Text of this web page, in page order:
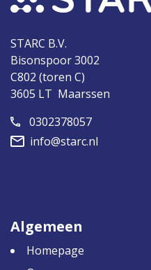
STARC B.V.
Bisonspoor 3002
C802 (toren C)
3605 LT Maarssen
0302378057
info@starc.nl
Algemeen
Homepage